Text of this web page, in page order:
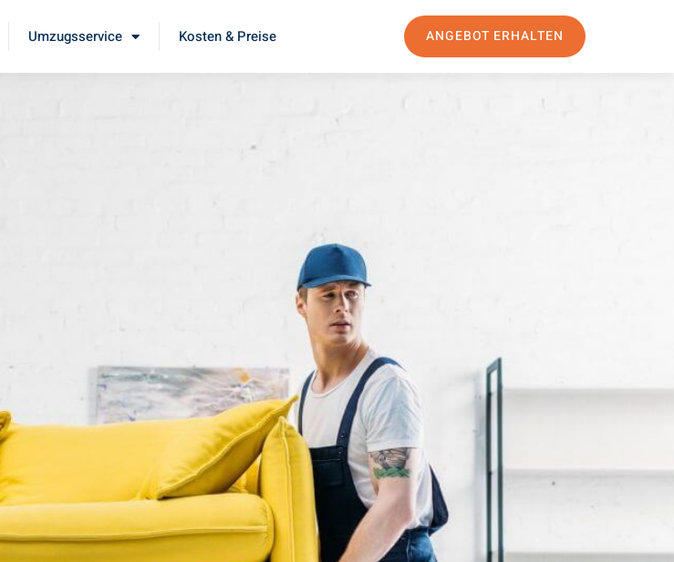
Umzugsservice Kosten & Preise ANGEBOT ERHALTEN